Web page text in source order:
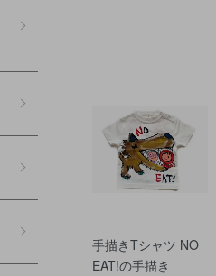
手描きTシャツ NO
EAT!の手描き